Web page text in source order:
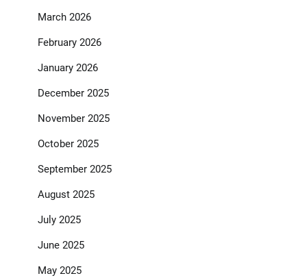
March 2026
February 2026
January 2026
December 2025
November 2025
October 2025
September 2025
August 2025
July 2025
June 2025
May 2025